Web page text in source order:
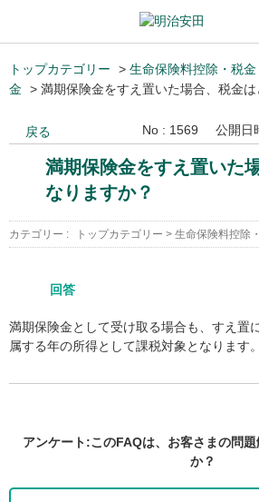
トップカテゴリー > 生命保険料控除・税
金
> 満期保険金をすえ置いた場合、税金は
戻る No : 1569 公開日
満期保険金をすえ置いた
なりますか？
カテゴリー : トップカテゴリー > 生命保険料控除
回答
満期保険金として受け取る場合も、すえ置
属する年の所得として課税対象となります。
アンケート:このFAQは、お客さまの問
か？